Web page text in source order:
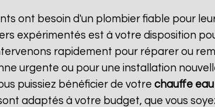
ont besoin d'un plombier fiable pour
expérimentés est à votre disposition
rapidement pour réparer ou
urgente ou pour une installation
puissiez bénéficier de votre chauffe
adaptés à votre budget, que vous